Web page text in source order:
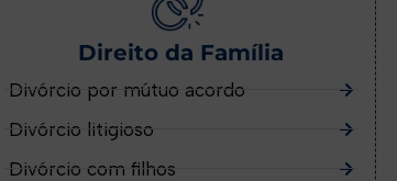
Direito da Família
Divórcio por mútuo acordo
Divórcio litigioso
Divórcio com filhos